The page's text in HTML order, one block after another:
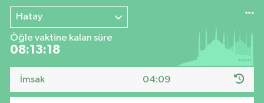
Hatay
Öğle vaktine kalan süre
08:13:18
İmsak 04:09